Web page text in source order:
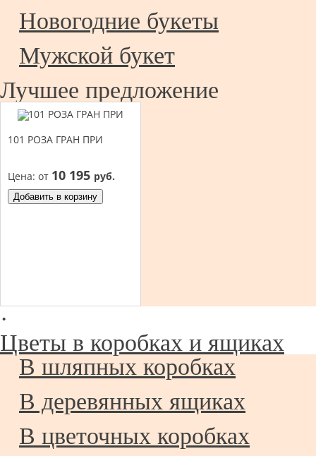
Новогодние букеты
Мужской букет
Лучшее предложение
101 РОЗА ГРАН ПРИ
Цена: от 10 195 руб.
Добавить в корзину
·
Цветы в коробках и ящиках
В шляпных коробках
В деревянных ящиках
В цветочных коробках